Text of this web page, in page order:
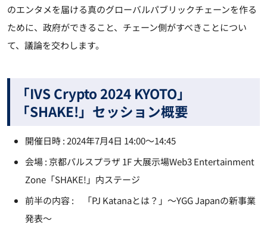
のエンタメを届ける真のグローバルパブリックチェーンを作る
ために、政府ができること、チェーン側がすべきことについ
て、議論を交わします。
「IVS Crypto 2024 KYOTO」
「SHAKE!」セッション概要
開催日時 : 2024年7月4日 14:00～14:45
会場 : 京都パルスプラザ 1F 大展示場Web3 Entertainment
Zone「SHAKE!」内ステージ
前半の内容 : 「PJ Katanaとは？」～YGG Japanの新事業
発表～